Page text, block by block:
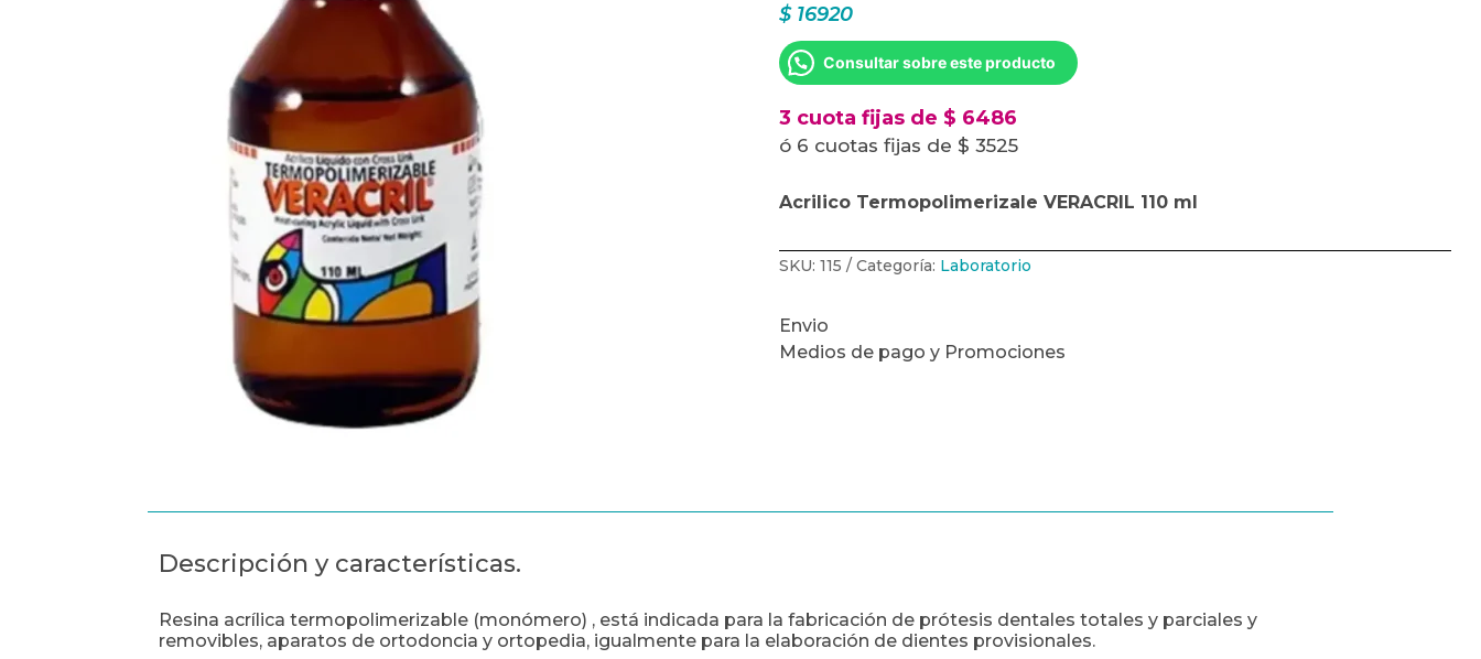
$16920
Consultar sobre este producto
3 cuota fijas de $ 6486
ó 6 cuotas fijas de $ 3525
Acrilico Termopolimerizale VERACRIL 110 ml
SKU:115 Categoría: Laboratorio
Envio
Medios de pago y Promociones
Descripción y características.
Resina acrílica termopolimerizable (monómero) , está indicada para la fabricación de prótesis dentales totales y parciales y
removibles, aparatos de ortodoncia y ortopedia, igualmente para la elaboración de dientes provisionales.